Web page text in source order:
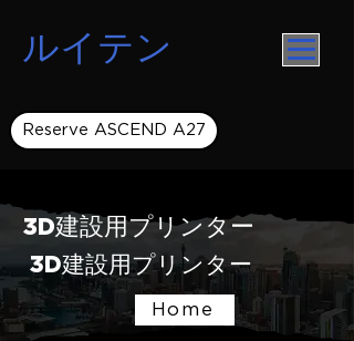
ルイテン
Reserve ASCEND A27
3D建設用プリンター
3D建設用プリンター
Home